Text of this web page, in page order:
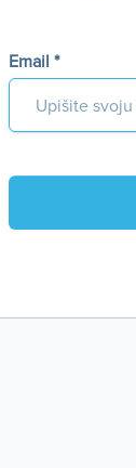
Email *